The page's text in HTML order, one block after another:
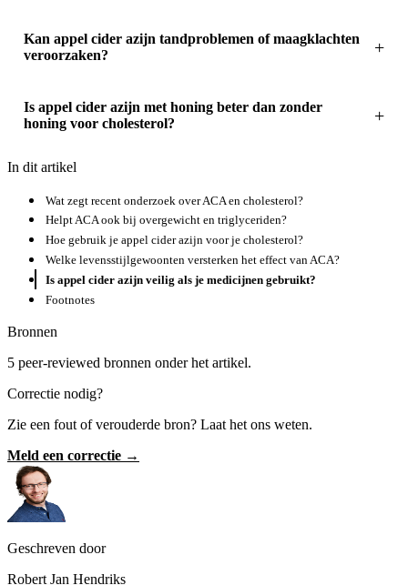
Kan appel cider azijn tandproblemen of maagklachten
veroorzaken?
Is appel cider azijn met honing beter dan zonder
honing voor cholesterol?
In dit artikel
Wat zegt recent onderzoek over ACA en cholesterol?
Helpt ACA ook bij overgewicht en triglyceriden?
Hoe gebruik je appel cider azijn voor je cholesterol?
Welke levensstijlgewoonten versterken het effect van ACA?
Is appel cider azijn veilig als je medicijnen gebruikt?
Footnotes
Bronnen
5 peer-reviewed bronnen onder het artikel.
Correctie nodig?
Zie een fout of verouderde bron? Laat het ons weten.
Meld een correctie →
Geschreven door
Robert Jan Hendriks